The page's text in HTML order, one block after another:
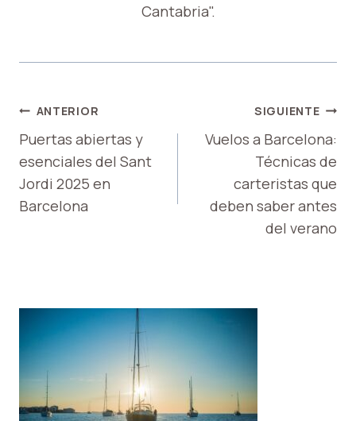
Cantabria".
NAVEGACIÓN
DE
ENTRADAS
ANTERIOR
Puertas abiertas y
esenciales del Sant
Jordi 2025 en
Barcelona
SIGUIENTE
Vuelos a Barcelona:
Técnicas de
carteristas que
deben saber antes
del verano